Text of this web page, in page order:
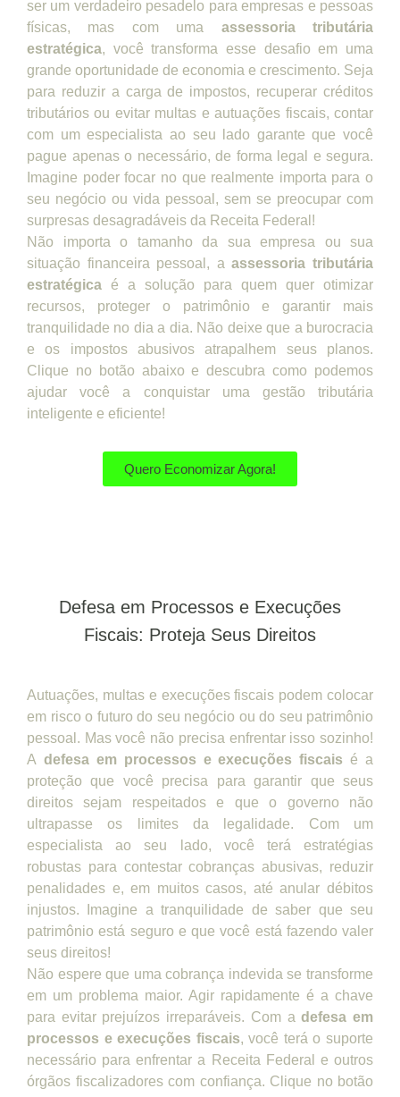
ser um verdadeiro pesadelo para empresas e pessoas
físicas, mas com uma assessoria tributária
estratégica, você transforma esse desafio em uma
grande oportunidade de economia e crescimento. Seja
para reduzir a carga de impostos, recuperar créditos
tributários ou evitar multas e autuações fiscais, contar
com um especialista ao seu lado garante que você
pague apenas o necessário, de forma legal e segura.
Imagine poder focar no que realmente importa para o
seu negócio ou vida pessoal, sem se preocupar com
surpresas desagradáveis da Receita Federal!
Não importa o tamanho da sua empresa ou sua
situação financeira pessoal, aassessoria tributária
estratégica é a solução para quem quer otimizar
recursos, proteger o patrimônio e garantir mais
tranquilidade no dia a dia. Não deixe que a burocracia
e os impostos abusivos atrapalhem seus planos.
Clique no botão abaixo e descubra como podemos
ajudar você a conquistar uma gestão tributária
inteligente e eficiente!
Quero Economizar Agora!
Defesa em Processos e Execuções
Fiscais: Proteja Seus Direitos
Autuações, multas e execuções fiscais podem colocar
em risco o futuro do seu negócio ou do seu patrimônio
pessoal. Mas você não precisa enfrentar isso sozinho!
A defesa em processos e execuções fiscais é a
proteção que você precisa para garantir que seus
direitos sejam respeitados e que o governo não
ultrapasse os limites da legalidade. Com um
especialista ao seu lado, você terá estratégias
robustas para contestar cobranças abusivas, reduzir
penalidades e, em muitos casos, até anular débitos
injustos. Imagine a tranquilidade de saber que seu
patrimônio está seguro e que você está fazendo valer
seus direitos!
Não espere que uma cobrança indevida se transforme
em um problema maior. Agir rapidamente é a chave
para evitar prejuízos irreparáveis. Com adefesa em
processos e execuções fiscais, você terá o suporte
necessário para enfrentar a Receita Federal e outros
órgãos fiscalizadores com confiança. Clique no botão